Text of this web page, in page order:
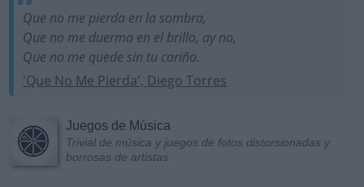
Que no me pierda en la sombra,
Que no me duerma en el brillo, ay no,
Que no me quede sin tu cariño.
'Que No Me Pierda', Diego Torres
Juegos de Música
Trivial de música y juegos de fotos distorsionadas y
borrosas de artistas